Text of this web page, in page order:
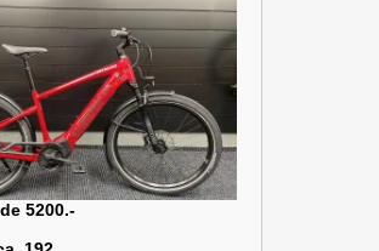
5200.-